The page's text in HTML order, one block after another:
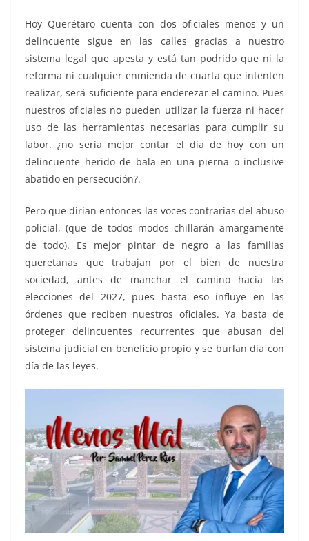
Hoy Querétaro cuenta con dos oficiales menos y un
delincuente sigue en las calles gracias a nuestro
sistema legal que apesta y está tan podrido que ni la
reforma ni cualquier enmienda de cuarta que intenten
realizar, será suficiente para enderezar el camino. Pues
nuestros oficiales no pueden utilizar la fuerza ni hacer
uso de las herramientas necesarias para cumplir su
labor. ¿no sería mejor contar el día de hoy con un
delincuente herido de bala en una pierna o inclusive
abatido en persecución?.
Pero que dirían entonces las voces contrarias del abuso
policial, (que de todos modos chillarán amargamente
de todo). Es mejor pintar de negro a las familias
queretanas que trabajan por el bien de nuestra
sociedad, antes de manchar el camino hacia las
elecciones del 2027, pues hasta eso influye en las
órdenes que reciben nuestros oficiales. Ya basta de
proteger delincuentes recurrentes que abusan del
sistema judicial en beneficio propio y se burlan día con
día de las leyes.